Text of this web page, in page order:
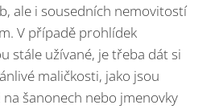
ale i sousedních nemovitostí
V případě prohlídek
stále užívané, je třeba dát si
maličkosti, jako jsou
šanonech nebo jmenovky